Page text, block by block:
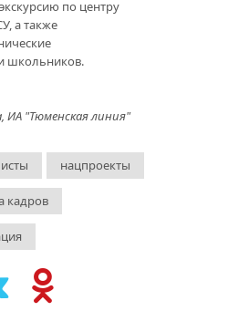
по центру
а также
школьников.
ИА "Тюменская линия"
нацпроекты
кадров